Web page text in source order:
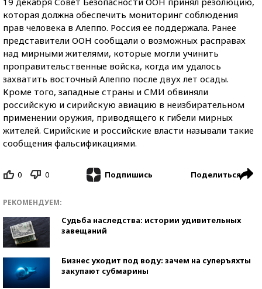
которая должна обеспечить мониторинг соблюдения
прав человека в Алеппо. Россия ее поддержала. Ранее
представители ООН сообщали о возможных расправах
над мирными жителями, которые могли учинить
проправительственные войска, когда им удалось
захватить восточный Алеппо после двух лет осады.
Кроме того, западные страны и СМИ обвиняли
российскую и сирийскую авиацию в неизбирательном
применении оружия, приводящего к гибели мирных
жителей. Сирийские и российские власти называли такие
сообщения фальсификациями.
0 0 Подпишись Поделиться
РЕКОМЕНДУЕМ:
Судьба наследства: истории удивительных
завещаний
Бизнес уходит под воду: зачем на суперъяхты
закупают субмарины